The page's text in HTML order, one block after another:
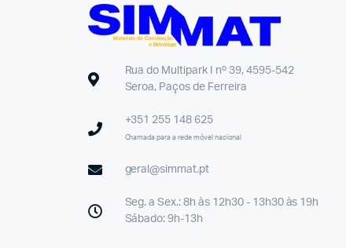
Rua do Multipark I nº 39, 4595-542
Seroa, Paços de Ferreira
+351 255 148 625
Chamada para a rede móvel nacional
geral@simmat.pt
Seg. a Sex.: 8h às 12h30 - 13h30 às 19h
Sábado: 9h-13h